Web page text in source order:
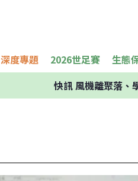
深度專題 2026世足賽 生態
快訊風機離聚落、